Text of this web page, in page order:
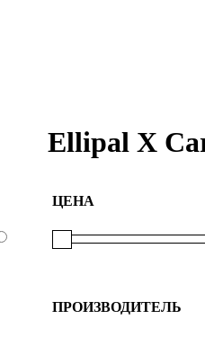
Ellipal X
ЦЕНА
ПРОИЗВОДИТЕЛЬ